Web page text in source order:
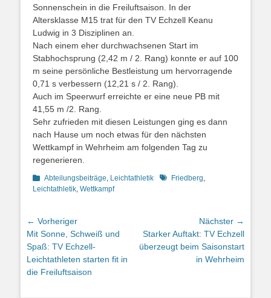
Sonnenschein in die Freiluftsaison. In der
Altersklasse M15 trat für den TV Echzell Keanu
Ludwig in 3 Disziplinen an.
Nach einem eher durchwachsenen Start im
Stabhochsprung (2,42 m / 2. Rang) konnte er auf 100
m seine persönliche Bestleistung um hervorragende
0,71 s verbessern (12,21 s / 2. Rang).
Auch im Speerwurf erreichte er eine neue PB mit
41,55 m /2. Rang.
Sehr zufrieden mit diesen Leistungen ging es dann
nach Hause um noch etwas für den nächsten
Wettkampf in Wehrheim am folgenden Tag zu
regenerieren.
Kategorien
Abteilungsbeiträge, Leichtathletik Schlagworte
Friedberg,
Leichtathletik, Wettkampf
Beitrags-
Navigation
← Vorheriger
Vorheriger
Beitrag:
Mit Sonne, Schweiß und
Spaß: TV Echzell-
Leichtathleten starten fit in
die Freiluftsaison
Nächster →
Nächster
Beitrag:
Starker Auftakt: TV Echzell
überzeugt beim Saisonstart
in Wehrheim